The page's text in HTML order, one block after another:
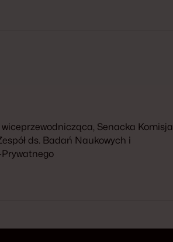
Senacka Komisja
ds. Badań Naukowych i